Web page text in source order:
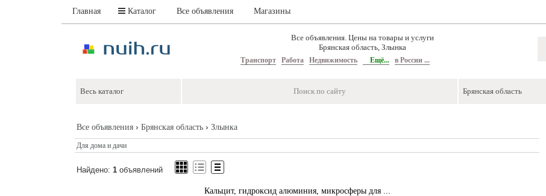
Главная Каталог Все объявления Магазины
Все объявления. Цены на товары и услуги
Брянская область, Злынка
Транспорт Работа Недвижимость Ещё... в России ...
Все объявления › Брянская область › Злынка
Для дома и дачи
Найдено: 1 объявлений
Кальцит, гидроксид алюминия, микросферы для ...